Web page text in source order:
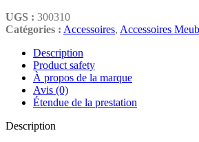
UGS : 300310
Catégories : Accessoires, Accessoires
Description
Product safety
À propos de la marque
Avis (0)
Étendue de la prestation
Description